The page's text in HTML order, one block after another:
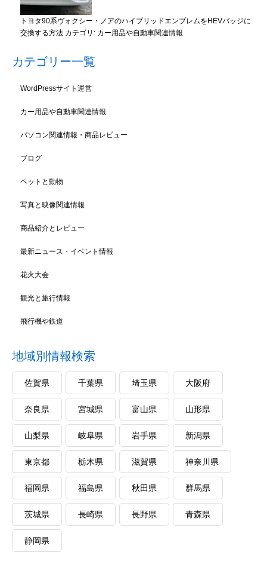
トヨタ90系ヴォクシー・ノアのハイブリッドエンブレムをHEVバッジに
交換する方法 カテゴリ: カー用品や自動車関連情報
カテゴリー一覧
WordPressサイト運営
カー用品や自動車関連情報
パソコン関連情報・商品レビュー
ブログ
ペットと動物
写真と映像関連情報
商品紹介とレビュー
最新ニュース・イベント情報
花火大会
観光と旅行情報
飛行機や鉄道
地域別情報検索
佐賀県 千葉県 埼玉県 大阪府
奈良県 宮城県 富山県 山形県
山梨県 岐阜県 岩手県 新潟県
東京都 栃木県 滋賀県 神奈川県
福岡県 福島県 秋田県 群馬県
茨城県 長崎県 長野県 青森県
静岡県